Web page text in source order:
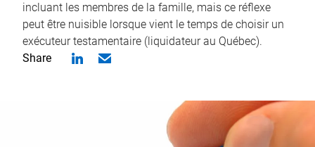
incluant les membres de la famille, mais ce réflexe
peut être nuisible lorsque vient le temps de choisir un
exécuteur testamentaire (liquidateur au Québec).
Share